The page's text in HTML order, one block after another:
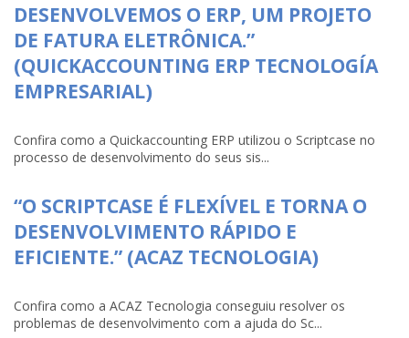
DESENVOLVEMOS O ERP, UM PROJETO
DE FATURA ELETRÔNICA.”
(QUICKACCOUNTING ERP TECNOLOGÍA
EMPRESARIAL)
Confira como a Quickaccounting ERP utilizou o Scriptcase no
processo de desenvolvimento do seus sis...
“O SCRIPTCASE É FLEXÍVEL E TORNA O
DESENVOLVIMENTO RÁPIDO E
EFICIENTE.” (ACAZ TECNOLOGIA)
Confira como a ACAZ Tecnologia conseguiu resolver os
problemas de desenvolvimento com a ajuda do Sc...